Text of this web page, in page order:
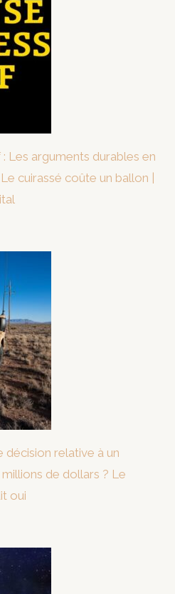
Les arguments durables en
cuirassé coûte un ballon |
décision relative à un
de dollars ? Le
oui